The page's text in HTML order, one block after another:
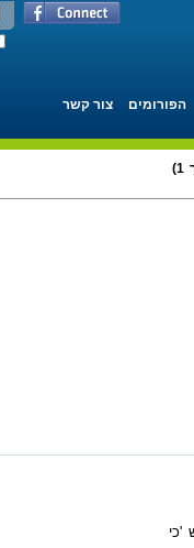
הפורומים צור קשר
'כי